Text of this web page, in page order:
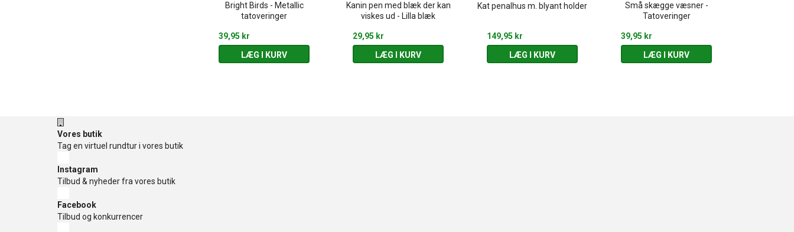
Bright Birds - Metallic
tatoveringer
39,95 kr
LÆG I KURV
Kanin pen med blæk der kan
viskes ud - Lilla blæk
29,95 kr
LÆG I KURV
Kat penalhus m. blyant holder
149,95 kr
LÆG I KURV
Små skægge væsner -
Tatoveringer
39,95 kr
LÆG I KURV
Vores butik
Tag en virtuel rundtur i vores butik
Instagram
Tilbud & nyheder fra vores butik
Facebook
Tilbud og konkurrencer